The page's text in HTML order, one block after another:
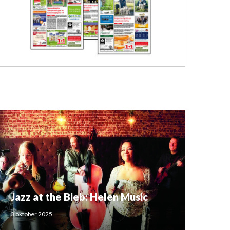
Jazz at the Bieb: Helen Music
3 oktober 2025